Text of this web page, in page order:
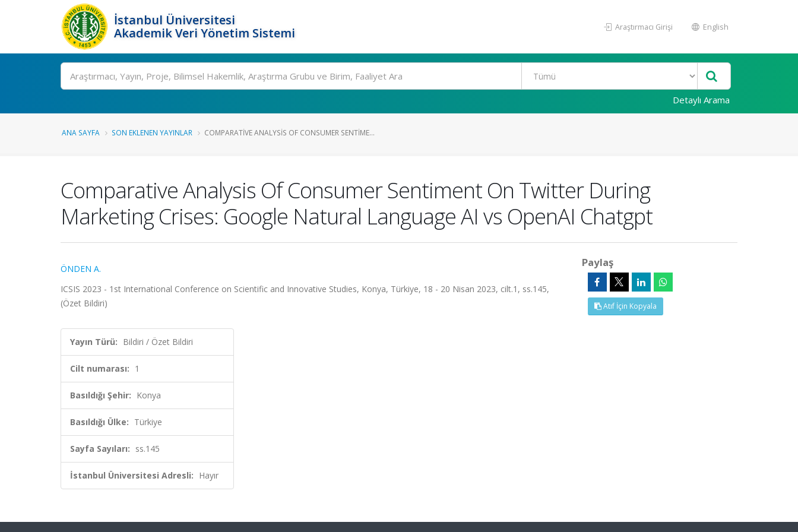
İstanbul Üniversitesi
Akademik Veri Yönetim Sistemi
Araştırmacı Girişi English
Ara
Detaylı Arama
ANA SAYFA SON EKLENEN YAYINLAR COMPARATIVE ANALYSIS OF CONSUMER SENTIME...
Comparative Analysis Of Consumer Sentiment On Twitter During
Marketing Crises: Google Natural Language AI vs OpenAI Chatgpt
ÖNDEN A.
ICSIS 2023 - 1st International Conference on Scientific and Innovative Studies, Konya, Türkiye, 18 - 20 Nisan 2023, cilt.1, ss.145,
(Özet Bildiri)
Yayın Türü: Bildiri / Özet Bildiri
Cilt numarası: 1
Basıldığı Şehir: Konya
Basıldığı Ülke: Türkiye
Sayfa Sayıları: ss.145
İstanbul Üniversitesi Adresli: Hayır
Paylaş
Atıf İçin Kopyala